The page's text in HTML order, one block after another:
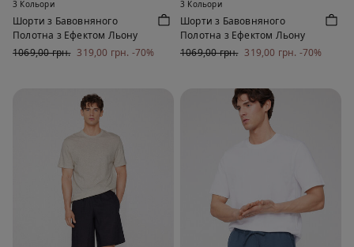
3 Кольори
Шорти з Бавовняного
Полотна з Ефектом Льону
1069,00 грн. 319,00 грн. -70%
3 Кольори
Шорти з Бавовняного
Полотна з Ефектом Льону
1069,00 грн. 319,00 грн. -70%